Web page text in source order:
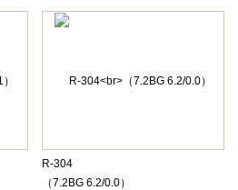
R-304
（7.2BG 6.2/0.0）